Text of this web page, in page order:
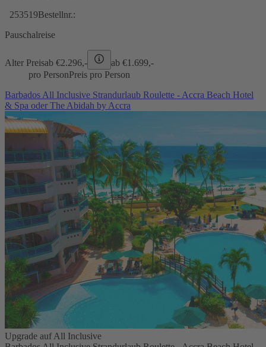
253519Bestellnr.:
Pauschalreise
Alter Preisab €2.296,- ab €1.699,-
pro PersonPreis pro Person
Barbados All Inclusive Strandurlaub Roulette - Accra Beach Hotel
& Spa oder The Abidah by Accra
Upgrade auf All Inclusive